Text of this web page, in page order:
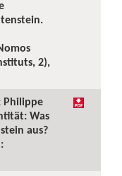
2),
Philippe
Was
aus?